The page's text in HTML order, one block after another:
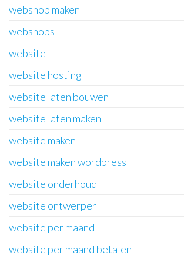
webshop maken
webshops
website
website hosting
website laten bouwen
website laten maken
website maken
website maken wordpress
website onderhoud
website ontwerper
website per maand
website per maand betalen